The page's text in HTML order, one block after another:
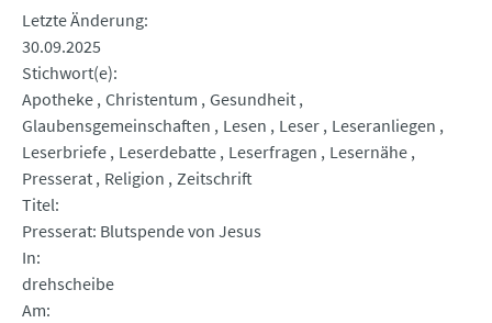
Letzte Änderung
30.09.2025
Stichwort(e)
Apotheke Christentum Gesundheit
Glaubensgemeinschaften
Lesen Leser Leseranliegen
Leserbriefe Leserdebatte Leserfragen
Lesernähe
Presserat Religion Zeitschrift
Titel
Presserat: Blutspende von Jesus
In
drehscheibe
Am